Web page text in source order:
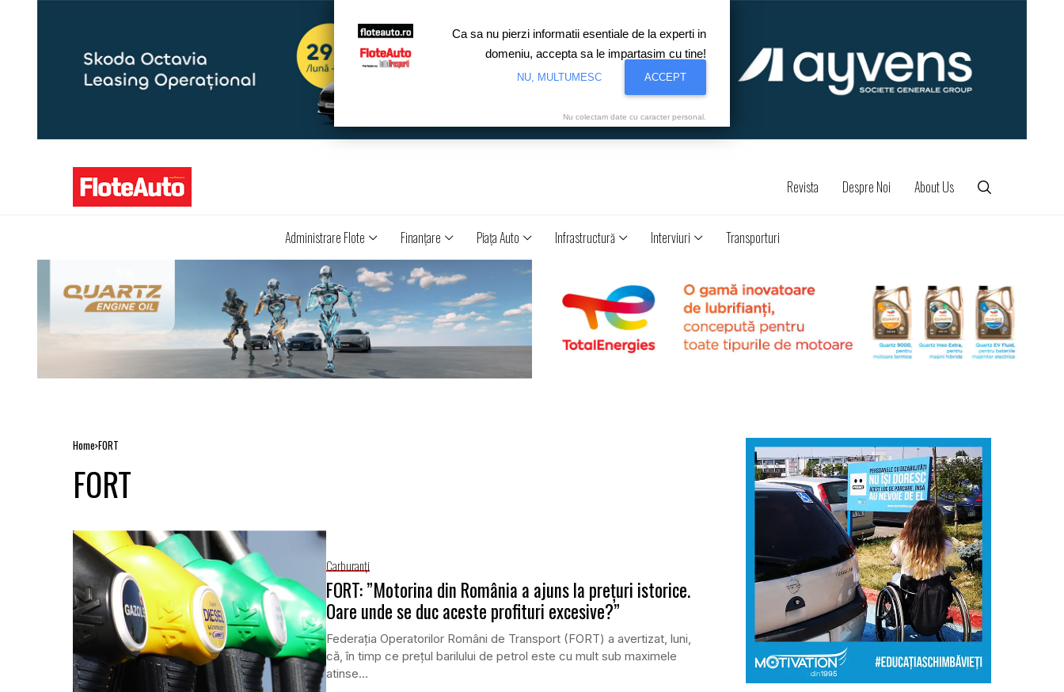
Revista Despre Noi About Us
Administrare Flote Finanţare Piaţa Auto Infrastructură Interviuri Transporturi
Home FORT
FORT
Carburanţi
FORT: ”Motorina din România a ajuns la prețuri istorice.
Oare unde se duc aceste profituri excesive?”
Federația Operatorilor Români de Transport (FORT) a avertizat, luni,
că, în timp ce prețul barilului de petrol este cu mult sub maximele
atinse...
Ca sa nu pierzi informatii esentiale de la experti in
domeniu, accepta sa le impartasim cu tine!
NU, MULTUMESC ACCEPT
Nu colectam date cu caracter personal.